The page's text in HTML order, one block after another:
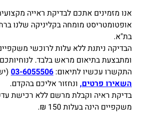
אנו מזמינים אתכם לבדיקת ראייה
בת"א.
הבדיקה ניתנת ללא עלות לרוכשי
ומתבצעת בתיאום מראש בלבד. לנוחיותכם
התקשרו עכשיו לתיאום: 03-6055506
השאירו פרטים, ונחזור אליכם בהקדם.
בדיקת ראיה וקבלת מרשם ללא רכישת
משקפיים הינה בעלות 150 ₪.